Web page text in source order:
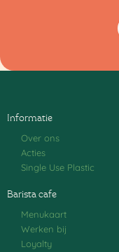
Informatie
Over ons
Acties
Single Use Plastic
Barista cafe
Menukaart
Werken bij
Loyalty